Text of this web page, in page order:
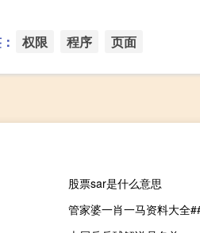
权限 程序 页面
股票sar是什么意思
管家婆一肖一马资料大全